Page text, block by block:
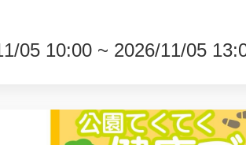
05 10:00 ~ 2026/11/05